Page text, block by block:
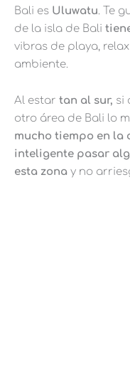
Bali es Uluwatu. Te
de la isla de Bali
vibras de playa,
ambiente.
Al estar tan al sur, si
otro área de Bali lo
mucho tiempo en la
inteligente pasar
esta zona y no